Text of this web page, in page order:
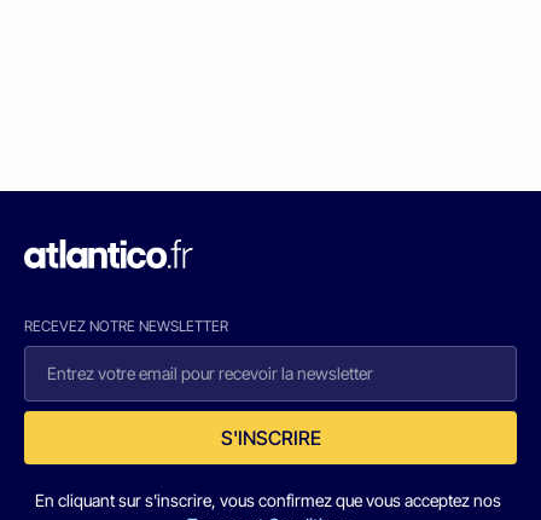
RECEVEZ NOTRE NEWSLETTER
S'INSCRIRE
En cliquant sur s'inscrire, vous confirmez que vous acceptez nos